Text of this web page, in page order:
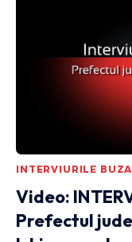
INTERVIURILE
Video:
Prefectul